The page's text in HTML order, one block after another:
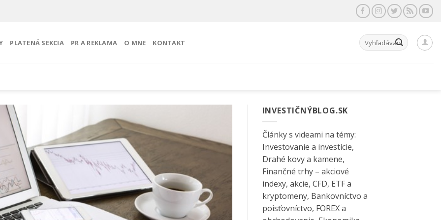
PLATENÁ SEKCIA PR A REKLAMA O MNE KONTAKT Hľadať:
INVESTIČNÝBLOG.SK
Články s videami na témy:
Investovanie a investície,
Drahé kovy a kamene,
Finančné trhy – akciové
indexy, akcie, CFD, ETF a
kryptomeny, Bankovníctvo a
poisťovníctvo, FOREX a